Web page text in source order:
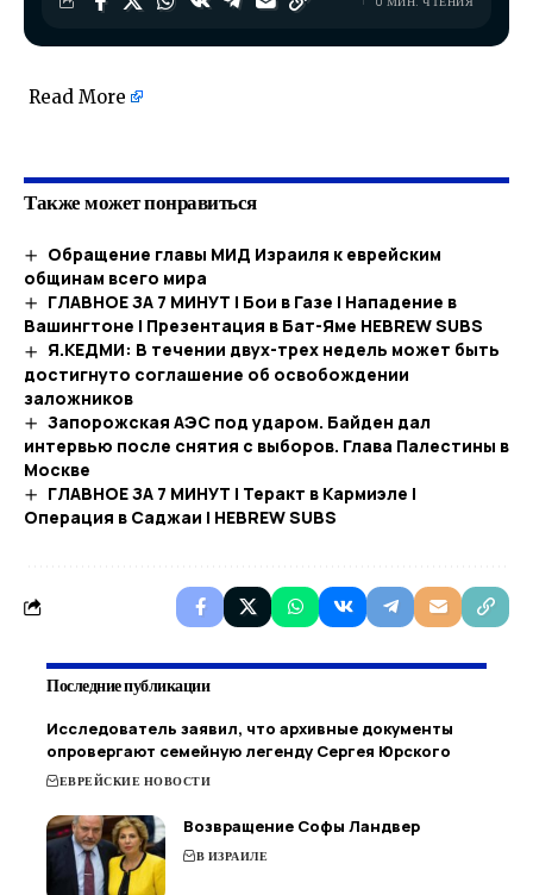
Read More
Также может понравиться
Обращение главы МИД Израиля к еврейским
общинам всего мира
ГЛАВНОЕ ЗА 7 МИНУТ | Бои в Газе | Нападение в
Вашингтоне | Презентация в Бат-Яме HEBREW SUBS
Я.КЕДМИ: В течении двух-трех недель может быть
достигнуто соглашение об освобождении
заложников
Запорожская АЭС под ударом. Байден дал
интервью после снятия с выборов. Глава Палестины в
Москве
ГЛАВНОЕ ЗА 7 МИНУТ | Теракт в Кармиэле |
Операция в Саджаи | HEBREW SUBS
Последние публикации
Исследователь заявил, что архивные документы
опровергают семейную легенду Сергея Юрского
ЕВРЕЙСКИЕ НОВОСТИ
Возвращение Софы Ландвер
В ИЗРАИЛЕ